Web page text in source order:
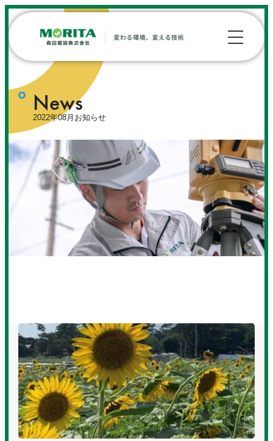
News
2022年08月お知らせ